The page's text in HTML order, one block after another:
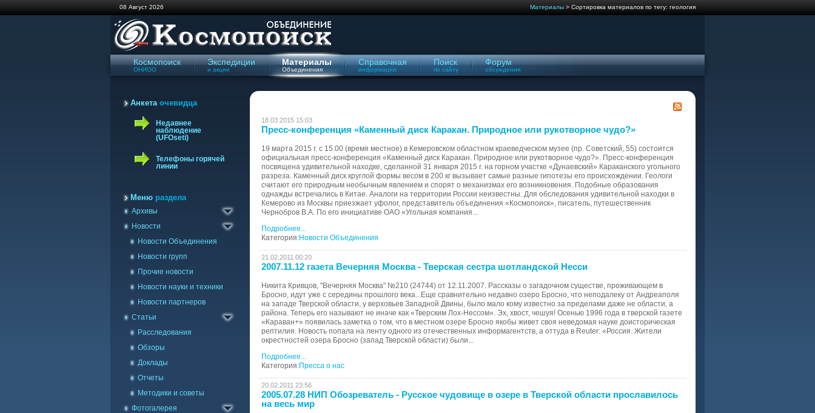
08 Август 2026 Материалы > Сортировка материалов по тегу: геология
Космопоиск
ОНИОО
Экспедиции
и акции
Материалы
Объединения
Справочная
информация
Поиск
по сайту
Форум
обсуждения
Анкетаочевидца
Недавнее
наблюдение
(UFOseti)
Телефоны горячей
линии
Меню раздела
Архивы
Газета Космопоиск
Архив новостей
Новости
Новости Объединения
Новости групп
Прочие новости
Новости науки и техники
Новости партнеров
Статьи
Расследования
Обзоры
Доклады
Отчеты
Методики и советы
Фотогалерея
Каталог фото
Галерея на карте
18.03.2015 15:03
Пресс-конференция «Каменный диск Каракан. Природное или рукотворное чудо?»
19 марта 2015 г. с 15.00 (время местное) в Кемеровском областном краеведческом музее (пр. Советский, 55) состоится
официальная пресс-конференция «Каменный диск Каракан. Природное или рукотворное чудо?». Пресс-конференция
посвящена удивительной находке, сделанной 31 января 2015 г. на горном участке «Дунаевский» Караканского угольного
разреза. Каменный диск круглой формы весом в 200 кг вызывает самые разные гипотезы его происхождении. Геологи
считают его природным необычным явлением и спорят о механизмах его возникновения. Подобные образования
однажды встречались в Китае. Аналоги на территории России неизвестны. Для обследования удивительной находки в
Кемерово из Москвы приезжает уфолог, представитель объединения «Космопоиск», писатель, путешественник
Чернобров В.А. По его инициативе ОАО «Угольная компания...
Подробнее...
Категория:Новости Объединения
21.02.2011 00:20
2007.11.12 газета Вечерняя Москва - Тверская сестра шотландской Несси
Никита Кривцов, "Вечерняя Москва" №210 (24744) от 12.11.2007. Рассказы о загадочном существе, проживающем в
Бросно, идут уже с середины прошлого века...Еще сравнительно недавно озеро Бросно, что неподалеку от Андреаполя
на западе Тверской области, у верховьев Западной Двины, было мало кому известно за пределами даже не области, а
района. Теперь его называют не иначе как «Тверским Лох-Нессом». Эх, хвост, чешуя! Осенью 1996 года в тверской газете
«Караван+» появилась заметка о том, что в местном озере Бросно якобы живет своя неведомая науке доисторическая
рептилия. Новость попала на ленту одного из отечественных информагентств, а оттуда в Reuter: «Россия. Жители
окрестностей озера Бросно (запад Тверской области) были...
Подробнее...
Категория:Пресса о нас
20.02.2011 23:56
2005.07.28 НИП Обозреватель - Русское чудовище в озере в Тверской области прославилось
на весь мир